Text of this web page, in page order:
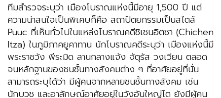
ทีมสำรวจระบุว่า เมืองโบราณแห่งนี้มีอายุ 1,500 ปี แต่
ความน่าสนใจเป็นพิเศษก็คือ สถาปัตยกรรมเป็นสไตล์
Puuc ที่เห็นทั่วไปในแหล่งโบราณคดีชิเชนอิตซา (Chichen
Itza) ในภูมิภาคยูคาทาน นักโบราณคดีระบุว่า เมืองแห่งนี้มี
พระราชวัง พีระมิด ลานกลางแจ้ง จัตุรัส วงเวียน ตลอด
จนหลักฐานของชนชั้นทางสังคมต่าง ๆ ที่อาศัยอยู่ที่นั่น
สามารถระบุได้ว่า มีผู้คนจากหลายชนชั้นทางสังคม เช่น
นักบวช และอาลักษณ์อาศัยอยู่ในวังอันใหญ่โต ยังมีผู้คน